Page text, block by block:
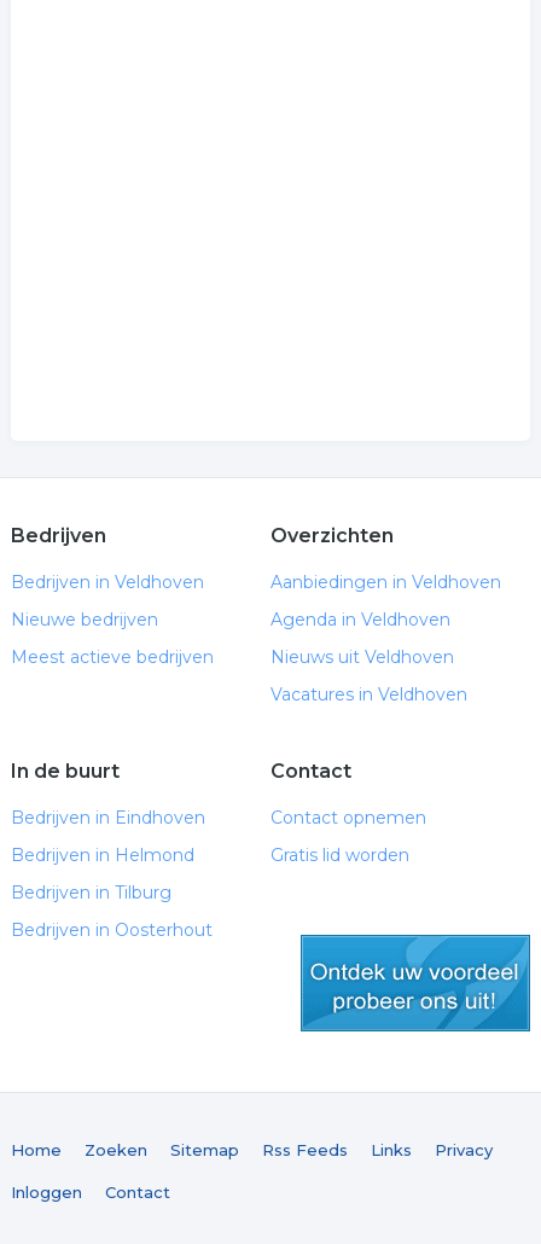
Bedrijven
Bedrijven in Veldhoven
Nieuwe bedrijven
Meest actieve bedrijven
Overzichten
Aanbiedingen in Veldhoven
Agenda in Veldhoven
Nieuws uit Veldhoven
Vacatures in Veldhoven
In de buurt
Bedrijven in Eindhoven
Bedrijven in Helmond
Bedrijven in Tilburg
Bedrijven in Oosterhout
Contact
Contact opnemen
Gratis lid worden
Home Zoeken Sitemap Rss Feeds Links Privacy
Inloggen Contact